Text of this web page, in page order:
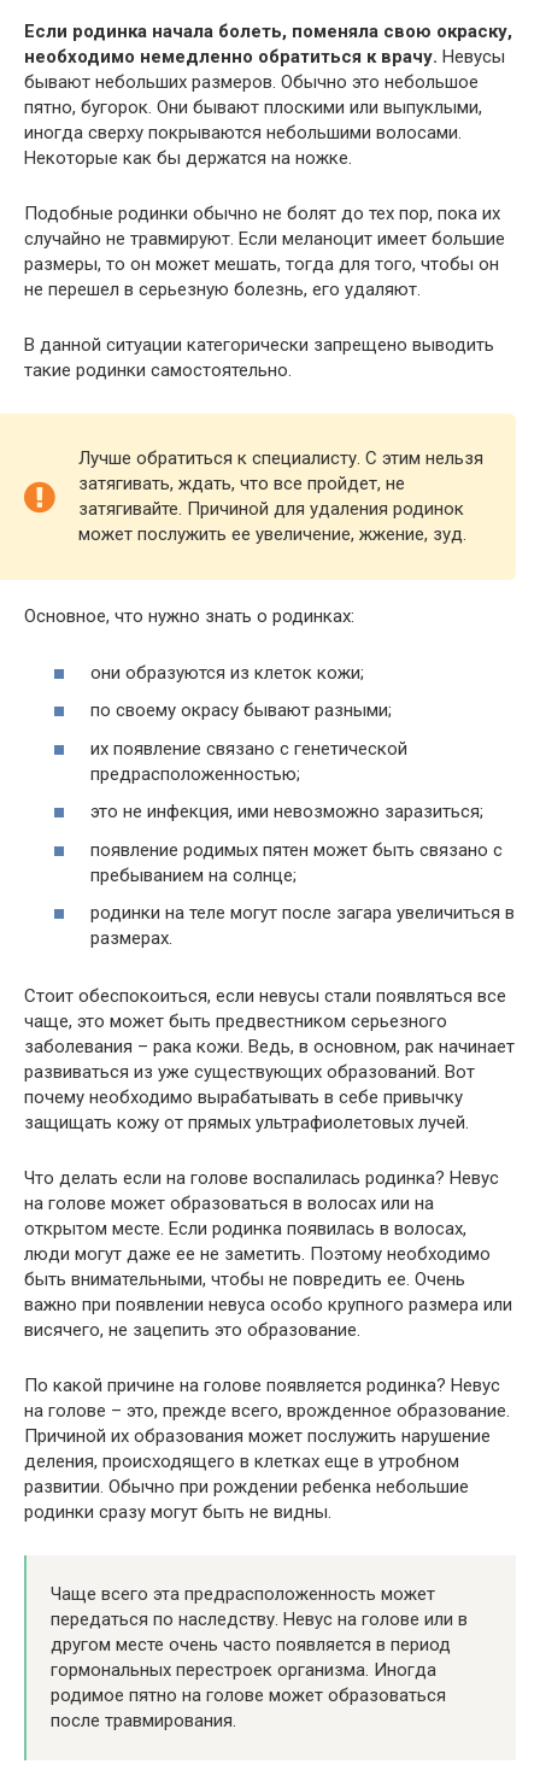
Если родинка начала болеть, поменяла свою окраску,
необходимо немедленно обратиться к врачу. Невусы
бывают небольших размеров. Обычно это небольшое
пятно, бугорок. Они бывают плоскими или выпуклыми,
иногда сверху покрываются небольшими волосами.
Некоторые как бы держатся на ножке.
Подобные родинки обычно не болят до тех пор, пока их
случайно не травмируют. Если меланоцит имеет большие
размеры, то он может мешать, тогда для того, чтобы он
не перешел в серьезную болезнь, его удаляют.
В данной ситуации категорически запрещено выводить
такие родинки самостоятельно.
Лучше обратиться к специалисту. С этим нельзя
затягивать, ждать, что все пройдет, не
затягивайте. Причиной для удаления родинок
может послужить ее увеличение, жжение, зуд.
Основное, что нужно знать о родинках:
они образуются из клеток кожи;
по своему окрасу бывают разными;
их появление связано с генетической
предрасположенностью;
это не инфекция, ими невозможно заразиться;
появление родимых пятен может быть связано с
пребыванием на солнце;
родинки на теле могут после загара увеличиться в
размерах.
Стоит обеспокоиться, если невусы стали появляться все
чаще, это может быть предвестником серьезного
заболевания – рака кожи. Ведь, в основном, рак начинает
развиваться из уже существующих образований. Вот
почему необходимо вырабатывать в себе привычку
защищать кожу от прямых ультрафиолетовых лучей.
Что делать если на голове воспалилась родинка? Невус
на голове может образоваться в волосах или на
открытом месте. Если родинка появилась в волосах,
люди могут даже ее не заметить. Поэтому необходимо
быть внимательными, чтобы не повредить ее. Очень
важно при появлении невуса особо крупного размера или
висячего, не зацепить это образование.
По какой причине на голове появляется родинка? Невус
на голове – это, прежде всего, врожденное образование.
Причиной их образования может послужить нарушение
деления, происходящего в клетках еще в утробном
развитии. Обычно при рождении ребенка небольшие
родинки сразу могут быть не видны.
Чаще всего эта предрасположенность может
передаться по наследству. Невус на голове или в
другом месте очень часто появляется в период
гормональных перестроек организма. Иногда
родимое пятно на голове может образоваться
после травмирования.